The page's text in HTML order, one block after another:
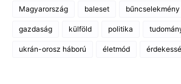
Magyarország baleset bűncselekmény
gazdaság külföld politika
ukrán-orosz háború életmód